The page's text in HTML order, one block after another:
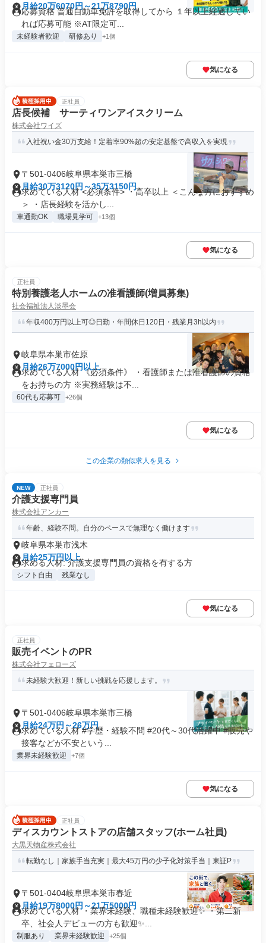
月給20万6070円～21万8790円
応募資格 普通自動車免許を取得してから １年以上経過してい
れば応募可能 ※AT限定可...
未経験者歓迎 研修あり +1個
気になる
正社員
店長候補 サーティワンアイスクリーム
株式会社ワイズ
入社祝い金30万支給！定着率90%超の安定基盤で高収入を実現
〒501-0406岐阜県本巣市三橋
月給30万3120円～35万3150円
求めている人材 <必須条件> ・高卒以上 ＜こんな方におすすめ
＞ ・店長経験を活かし...
車通勤OK 職場見学可 +13個
気になる
正社員
特別養護老人ホームの准看護師(増員募集)
社会福祉法人淡墨会
年収400万円以上可◎日勤・年間休日120日・残業月3h以内
岐阜県本巣市佐原
月給26万7000円以上
求めている人材 《必須条件》 ・看護師または准看護師の資格
をお持ちの方 ※実務経験は不...
60代も応募可 +26個
気になる
この企業の類似求人を見る
NEW 正社員
介護支援専門員
株式会社アンカー
年齢、経験不問。自分のペースで無理なく働けます
岐阜県本巣市浅木
月給25万円以上
求める人材: 介護支援専門員の資格を有する方
シフト自由 残業なし
気になる
正社員
販売イベントのPR
株式会社フェローズ
未経験大歓迎！新しい挑戦を応援します。
〒501-0406岐阜県本巣市三橋
月給24万円～26万円
求めている人材 #学歴・経験不問 #20代～30代活躍中 #販売や
接客などが不安という...
業界未経験歓迎 +7個
気になる
正社員
ディスカウントストアの店舗スタッフ(ホーム社員)
大黒天物産株式会社
転勤なし｜家族手当充実｜最大45万円の少子化対策手当｜東証P
〒501-0404岐阜県本巣市春近
月給19万8000円～21万5000円
求めている人材 ・業界未経験、職種未経験歓迎✨ ・第二新
卒、社会人デビューの方も歓迎✨...
制服あり 業界未経験歓迎 +25個